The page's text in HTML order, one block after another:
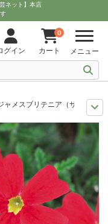
芸ネット】本店
グイン
0
カート メニュー
ャメスブリテニア（サンブリ
ア（サンブリテニア）：スカ
リテニア（サンブリテニア）：